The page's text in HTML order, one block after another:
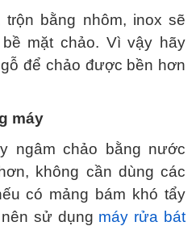
bằng nhôm, inox sẽ
mặt chảo. Vì vậy hãy
để chảo được bền hơn
máy
ngâm chảo bằng nước
không cần dùng các
có mảng bám khó tẩy
sử dụng máy rửa bát